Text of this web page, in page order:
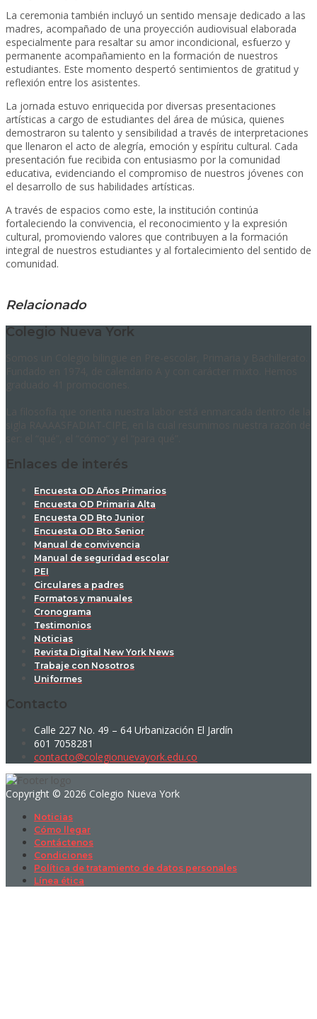
La ceremonia también incluyó un sentido mensaje dedicado a las
madres, acompañado de una proyección audiovisual elaborada
especialmente para resaltar su amor incondicional, esfuerzo y
permanente acompañamiento en la formación de nuestros
estudiantes. Este momento despertó sentimientos de gratitud y
reflexión entre los asistentes.
La jornada estuvo enriquecida por diversas presentaciones
artísticas a cargo de estudiantes del área de música, quienes
demostraron su talento y sensibilidad a través de interpretaciones
que llenaron el acto de alegría, emoción y espíritu cultural. Cada
presentación fue recibida con entusiasmo por la comunidad
educativa, evidenciando el compromiso de nuestros jóvenes con
el desarrollo de sus habilidades artísticas.
A través de espacios como este, la institución continúa
fortaleciendo la convivencia, el reconocimiento y la expresión
cultural, promoviendo valores que contribuyen a la formación
integral de nuestros estudiantes y al fortalecimiento del sentido de
comunidad.
Relacionado
Colegio Nueva York
Enlaces de interés
Encuesta OD Años Primarios
Encuesta OD Primaria Alta
Encuesta OD Bto Junior
Encuesta OD Bto Senior
Manual de convivencia
Manual de seguridad escolar
PEI
Circulares a padres
Formatos y manuales
Cronograma
Testimonios
Noticias
Revista Digital New York News
Trabaje con Nosotros
Uniformes
Contacto
Calle 227 No. 49 – 64 Urbanización El Jardín
601 7058281
contacto@colegionuevayork.edu.co
Copyright © 2026 Colegio Nueva York
Noticias
Cómo llegar
Contáctenos
Condiciones
Política de tratamiento de datos personales
Línea ética